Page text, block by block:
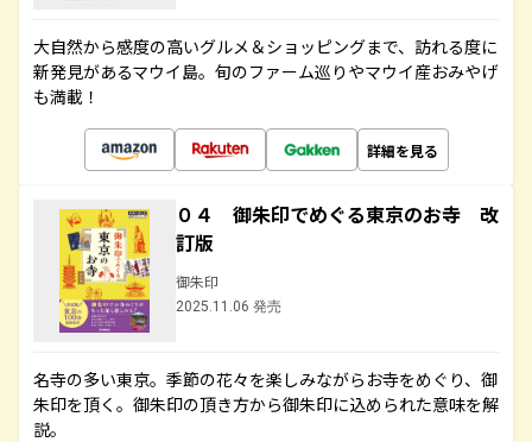
大自然から感度の高いグルメ＆ショッピングまで、訪れる度に
新発見があるマウイ島。旬のファーム巡りやマウイ産おみやげ
も満載！
詳細を見る
０４ 御朱印でめぐる東京のお寺 改
訂版
御朱印
2025.11.06 発売
名寺の多い東京。季節の花々を楽しみながらお寺をめぐり、御
朱印を頂く。御朱印の頂き方から御朱印に込められた意味を解
説。